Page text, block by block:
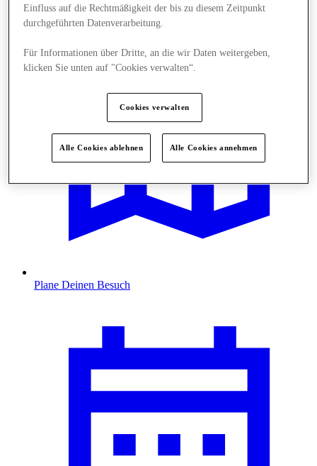
Plane Deinen Besuch
Einfluss auf die Rechtmäßigkeit der bis zu diesem Zeitpunkt
durchgeführten Datenverarbeitung.
Für Informationen über Dritte, an die wir Daten weitergeben,
klicken Sie unten auf "Cookies verwalten“.
Cookies verwalten
Alle Cookies ablehnen Alle Cookies annehmen